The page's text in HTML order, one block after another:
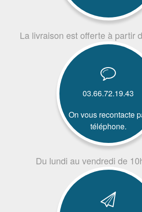
La livraison est offerte à partir
03.66.72.19.43
On vous recontacte
téléphone.
Du lundi au vendredi de